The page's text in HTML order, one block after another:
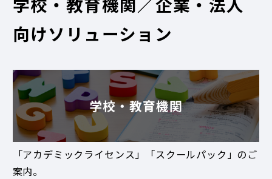
向けソリューション
学校・教育機関
「アカデミックライセンス」「スクールパック」のご
案内。